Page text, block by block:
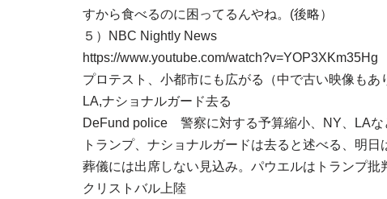
すから食べるのに困ってるんやね。(後略）
５）NBC Nightly News
https://www.youtube.com/watch?v=YOP3XKm35Hg
プロテスト、小都市にも広がる（中で古い映像もあ
LA,ナショナルガード去る
DeFund police 警察に対する予算縮小、NY、LAな
トランプ、ナショナルガードは去ると述べる、明
葬儀には出席しない見込み。パウエルはトランプ批
クリストバル上陸